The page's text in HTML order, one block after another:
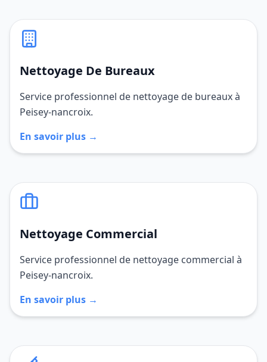
Nettoyage De Bureaux
Service professionnel de nettoyage de bureaux à
Peisey-nancroix.
En savoir plus →
Nettoyage Commercial
Service professionnel de nettoyage commercial à
Peisey-nancroix.
En savoir plus →